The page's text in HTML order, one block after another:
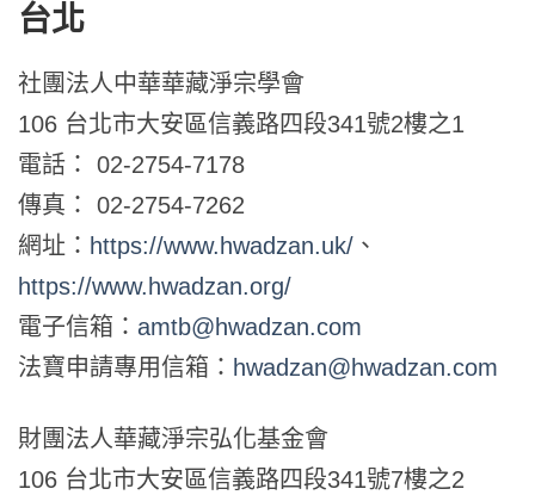
台北
社團法人中華華藏淨宗學會
106 台北市大安區信義路四段341號2樓之1
電話： 02-2754-7178
傳真： 02-2754-7262
網址： https://www.hwadzan.uk/ 、
https://www.hwadzan.org/
電子信箱： amtb@hwadzan.com
法寶申請專用信箱： hwadzan@hwadzan.com
財團法人華藏淨宗弘化基金會
106 台北市大安區信義路四段341號7樓之2